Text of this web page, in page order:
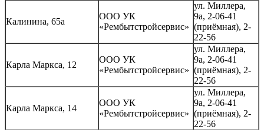
Калинина, 65а
ООО УК
«Рембытстройсервис»
ул. Миллера,
9а, 2-06-41
(приёмная), 2-
22-56
Карла Маркса, 12
ООО УК
«Рембытстройсервис»
ул. Миллера,
9а, 2-06-41
(приёмная), 2-
22-56
Карла Маркса, 14
ООО УК
«Рембытстройсервис»
ул. Миллера,
9а, 2-06-41
(приёмная), 2-
22-56